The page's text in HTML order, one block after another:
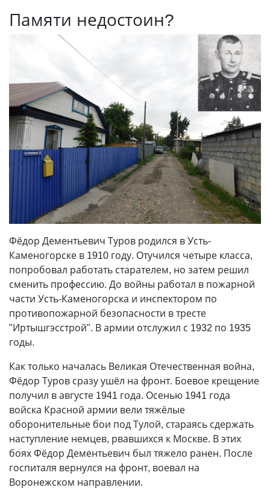
Памяти недостоин?
Фёдор Дементьевич Туров родился в Усть-
Каменогорске в 1910 году. Отучился четыре класса,
попробовал работать старателем, но затем решил
сменить профессию. До войны работал в пожарной
части Усть-Каменогорска и инспектором по
противопожарной безопасности в тресте
"Иртышгэсстрой". В армии отслужил с 1932 по 1935
годы.
Как только началась Великая Отечественная война,
Фёдор Туров сразу ушёл на фронт. Боевое крещение
получил в августе 1941 года. Осенью 1941 года
войска Красной армии вели тяжёлые
оборонительные бои под Тулой, стараясь сдержать
наступление немцев, рвавшихся к Москве. В этих
боях Фёдор Дементьевич был тяжело ранен. После
госпиталя вернулся на фронт, воевал на
Воронежском направлении.